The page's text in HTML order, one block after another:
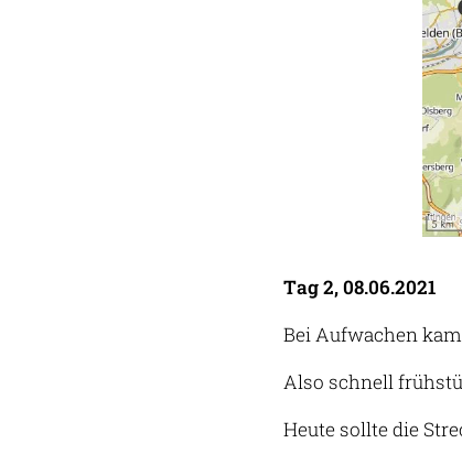
Tag 2, 08.06.2021
Bei Aufwachen
Also schnell
Heute sollte die